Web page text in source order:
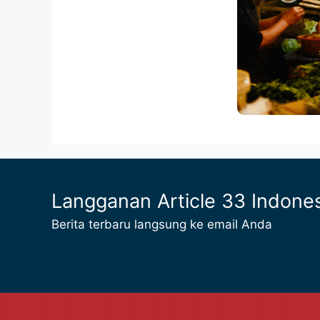
Langganan Article 33
Berita terbaru langsung ke email Anda